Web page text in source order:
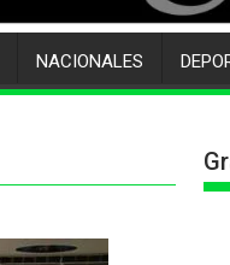
NACIONALES